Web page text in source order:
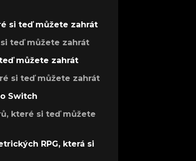
si teď můžete zahrát
teď můžete zahrát
můžete zahrát
si teď můžete zahrát
Switch
které si teď můžete
RPG, která si